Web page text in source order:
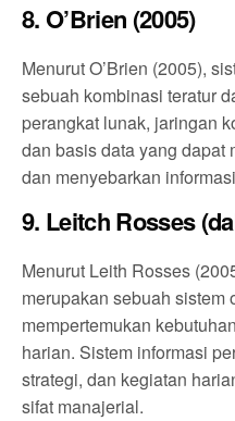
8. O’Brien (2005)
Menurut O’Brien (2005),
sebuah kombinasi teratur
perangkat lunak, jaringan
dan basis data yang dapat
dan menyebarkan
9. Leitch Rosses
Menurut Leith Rosses
merupakan sebuah sistem
mempertemukan
harian. Sistem informasi
strategi, dan kegiatan
sifat manajerial.